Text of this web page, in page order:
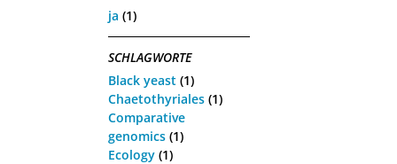
ja (1)
SCHLAGWORTE
Black yeast (1)
Chaetothyriales (1)
Comparative
genomics (1)
Ecology (1)